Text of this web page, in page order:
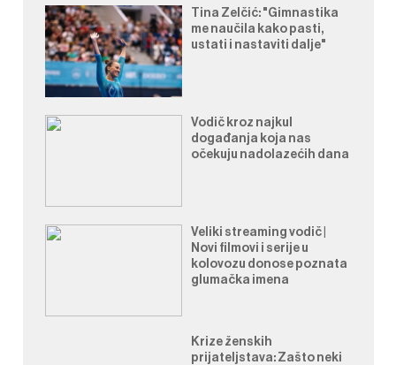
Tina Zelčić: "Gimnastika
me naučila kako pasti,
ustati i nastaviti dalje"
Vodič kroz najkul
događanja koja nas
očekuju nadolazećih dana
Veliki streaming vodič |
Novi filmovi i serije u
kolovozu donose poznata
glumačka imena
Krize ženskih
prijateljstava: Zašto neki